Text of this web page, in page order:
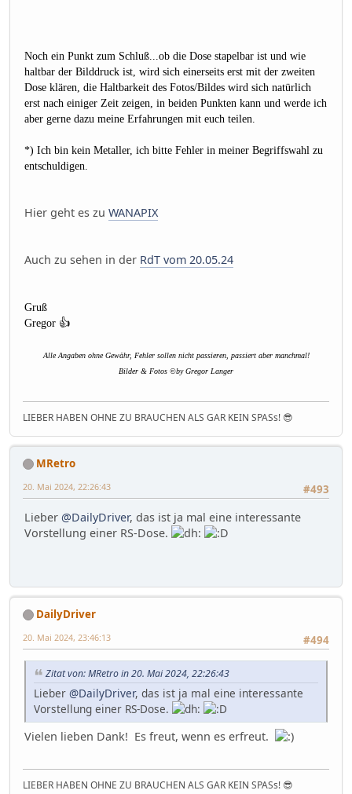
Noch ein Punkt zum Schluß...ob die Dose stapelbar ist und wie
haltbar der Bilddruck ist, wird sich einerseits erst mit der zweiten
Dose klären, die Haltbarkeit des Fotos/Bildes wird sich natürlich
erst nach einiger Zeit zeigen, in beiden Punkten kann und werde ich
aber gerne dazu meine Erfahrungen mit euch teilen.
*) Ich bin kein Metaller, ich bitte Fehler in meiner Begriffswahl zu
entschuldigen.
Hier geht es zu WANAPIX
Auch zu sehen in der RdT vom 20.05.24
Gruß
Gregor 👍
Alle Angaben ohne Gewähr, Fehler sollen nicht passieren, passiert aber manchmal!
Bilder & Fotos ©by Gregor Langer
LIEBER HABEN OHNE ZU BRAUCHEN ALS GAR KEIN SPASs! 😎
MRetro
#493
20. Mai 2024, 22:26:43
Lieber @DailyDriver, das ist ja mal eine interessante
Vorstellung einer RS-Dose.
DailyDriver
#494
20. Mai 2024, 23:46:13
Zitat von: MRetro in 20. Mai 2024, 22:26:43
Lieber @DailyDriver, das ist ja mal eine interessante
Vorstellung einer RS-Dose.
Vielen lieben Dank! Es freut, wenn es erfreut.
LIEBER HABEN OHNE ZU BRAUCHEN ALS GAR KEIN SPASs! 😎